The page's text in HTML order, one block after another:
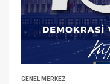
GENEL MERKEZ